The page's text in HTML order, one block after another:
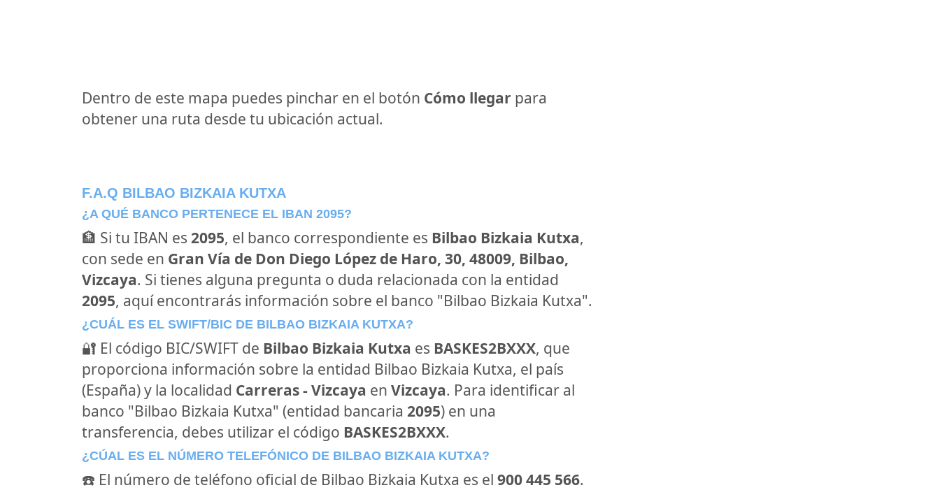
Dentro de este mapa puedes pinchar en el botón Cómo llegar para
obtener una ruta desde tu ubicación actual.
F.A.Q BILBAO BIZKAIA KUTXA
¿A QUÉ BANCO PERTENECE EL IBAN 2095?
🏦 Si tu IBAN es 2095, el banco correspondiente es Bilbao Bizkaia Kutxa,
con sede en Gran Vía de Don Diego López de Haro, 30, 48009, Bilbao,
Vizcaya. Si tienes alguna pregunta o duda relacionada con la entidad
2095, aquí encontrarás información sobre el banco "Bilbao Bizkaia Kutxa".
¿CUÁL ES EL SWIFT/BIC DE BILBAO BIZKAIA KUTXA?
🔐 El código BIC/SWIFT de Bilbao Bizkaia Kutxa es BASKES2BXXX, que
proporciona información sobre la entidad Bilbao Bizkaia Kutxa, el país
(España) y la localidad Carreras - Vizcaya en Vizcaya. Para identificar al
banco "Bilbao Bizkaia Kutxa" (entidad bancaria 2095) en una
transferencia, debes utilizar el código BASKES2BXXX.
¿CÚAL ES EL NÚMERO TELEFÓNICO DE BILBAO BIZKAIA KUTXA?
☎️ El número de teléfono oficial de Bilbao Bizkaia Kutxa es el 900 445 566.